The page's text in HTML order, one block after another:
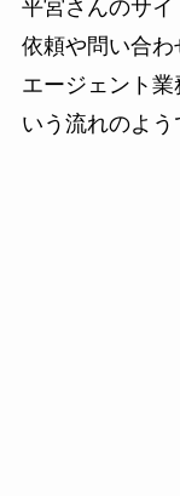
平宮さんのサ
依頼や問い合わ
エージェント
いう流れのよう